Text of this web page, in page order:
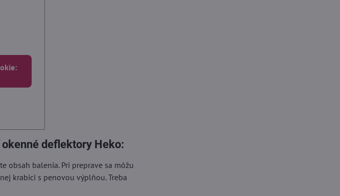
deflektory Heko:
obsah balenia. Pri preprave sa môžu
krabici s penovou výplňou. Treba